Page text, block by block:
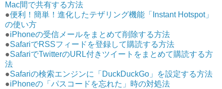
Mac間で共有する方法
●便利！簡単！進化したテザリング機能「Instant Hotspot」
の使い方
●iPhoneの受信メールをまとめて削除する方法
●SafariでRSSフィードを登録して購読する方法
●SafariでTwitterのURL付きツイートをまとめて購読する方
法
●Safariの検索エンジンに「DuckDuckGo」を設定する方法
●iPhoneの「パスコードを忘れた」時の対処法